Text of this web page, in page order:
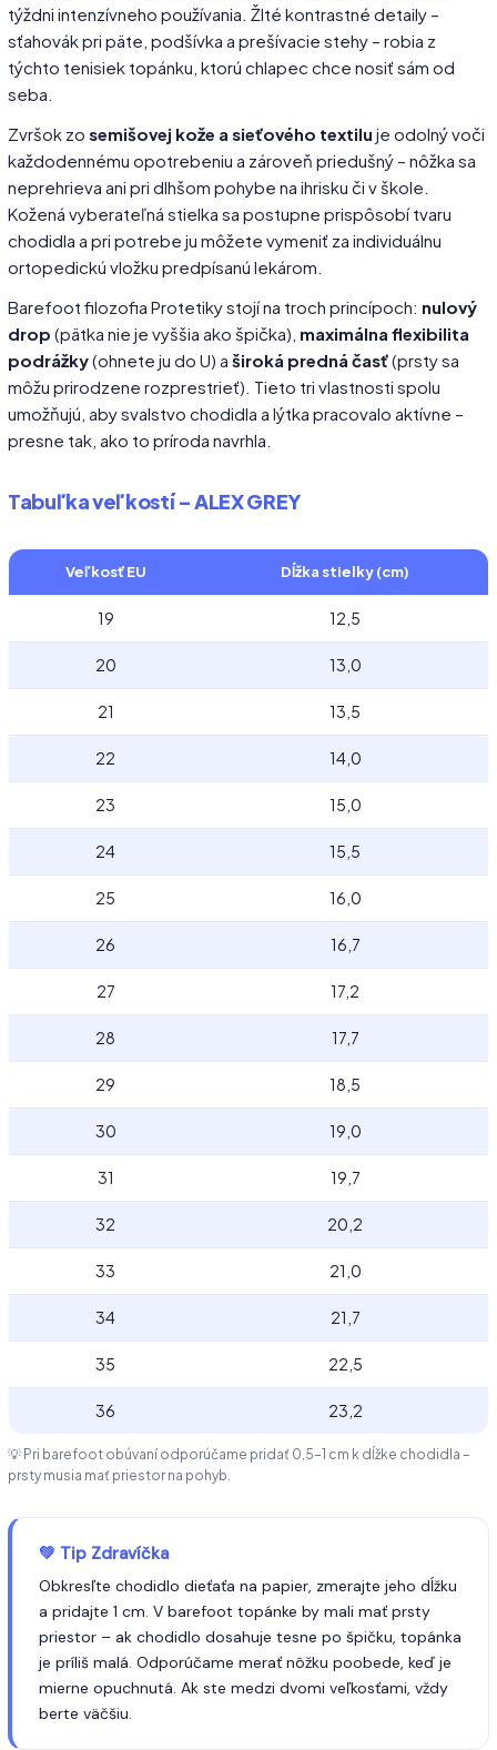
týždni intenzívneho používania. Žlté kontrastné detaily –
sťahovák pri päte, podšívka a prešívacie stehy – robia z
týchto tenisiek topánku, ktorú chlapec chce nosiť sám od
seba.
Zvršok zo semišovej kože a sieťového textilu je odolný voči
každodennému opotrebeniu a zároveň priedušný – nôžka sa
neprehrieva ani pri dlhšom pohybe na ihrisku či v škole.
Kožená vyberateľná stielka sa postupne prispôsobí tvaru
chodidla a pri potrebe ju môžete vymeniť za individuálnu
ortopedickú vložku predpísanú lekárom.
Barefoot filozofia Protetiky stojí na troch princípoch: nulový
drop (pätka nie je vyššia ako špička), maximálna flexibilita
podrážky(ohnete ju do U) a široká predná časť(prsty sa
môžu prirodzene rozprestrieť). Tieto tri vlastnosti spolu
umožňujú, aby svalstvo chodidla a lýtka pracovalo aktívne –
presne tak, ako to príroda navrhla.
Tabuľka veľkostí – ALEX GREY
Veľkosť EU Dĺžka stielky (cm)
19 12,5
20 13,0
21 13,5
22 14,0
23 15,0
24 15,5
25 16,0
26 16,7
27 17,2
28 17,7
29 18,5
30 19,0
31 19,7
32 20,2
33 21,0
34 21,7
35 22,5
36 23,2
💡 Pri barefoot obúvaní odporúčame pridať 0,5–1 cm k dĺžke chodidla –
prsty musia mať priestor na pohyb.
💚 Tip Zdravíčka
Obkresľte chodidlo dieťaťa na papier, zmerajte jeho dĺžku
a pridajte 1 cm. V barefoot topánke by mali mať prsty
priestor – ak chodidlo dosahuje tesne po špičku, topánka
je príliš malá. Odporúčame merať nôžku poobede, keď je
mierne opuchnutá. Ak ste medzi dvomi veľkosťami, vždy
berte väčšiu.